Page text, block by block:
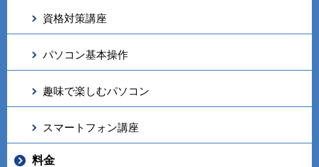
資格対策講座
パソコン基本操作
趣味で楽しむパソコン
スマートフォン講座
料金